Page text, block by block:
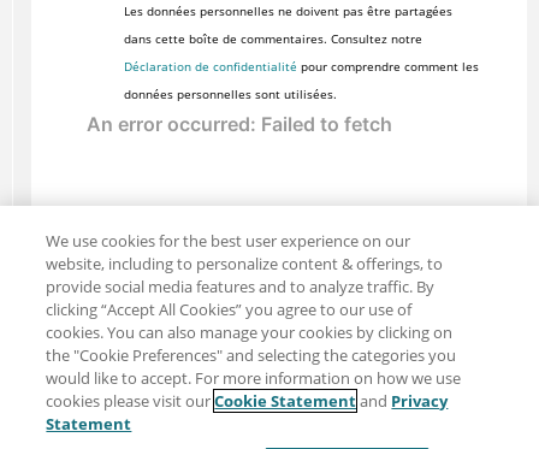
Les données personnelles ne doivent pas être partagées
dans cette boîte de commentaires. Consultez notre
Déclaration de confidentialité pour comprendre comment les
données personnelles sont utilisées.
Partager : Courriel
Twitter
We use cookies for the best user experience on our
website, including to personalize content & offerings, to
provide social media features and to analyze traffic. By
clicking “Accept All Cookies” you agree to our use of
cookies. You can also manage your cookies by clicking on
the "Cookie Preferences" and selecting the categories you
would like to accept. For more information on how we use
cookies please visit ourCookie Statementand Privacy
Statement